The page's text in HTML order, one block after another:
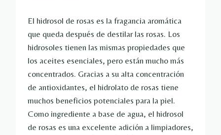
El hidrosol de rosas es la fragancia aromática
que queda después de destilar las rosas. Los
hidrosoles tienen las mismas propiedades que
los aceites esenciales, pero están mucho más
concentrados. Gracias a su alta concentración
de antioxidantes, el hidrolato de rosas tiene
muchos beneficios potenciales para la piel.
Como ingrediente a base de agua, el hidrosol
de rosas es una excelente adición a limpiadores,